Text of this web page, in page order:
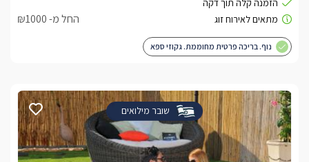
החל מ- ₪1000
נוף. בריכה פרטית מחוממת. גקוזי ספא
שובר מילואים